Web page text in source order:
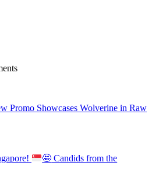
Promo Showcases Wolverine in Raw
🤩 Candids from the